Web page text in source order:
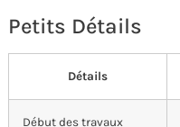
Petits Détails
Détails
Début des travaux